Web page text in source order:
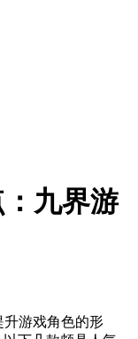
九界游
升游戏角色的形